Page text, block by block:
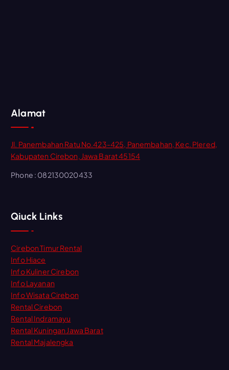
Alamat
Jl. Panembahan Ratu No.423-425, Panembahan, Kec. Plered,
Kabupaten Cirebon, Jawa Barat 45154
Phone : 082130020433
Qiuck Links
Cirebon Timur Rental
Info Hiace
Info Kuliner Cirebon
Info Layanan
Info Wisata Cirebon
Rental Cirebon
Rental Indramayu
Rental Kuningan Jawa Barat
Rental Majalengka